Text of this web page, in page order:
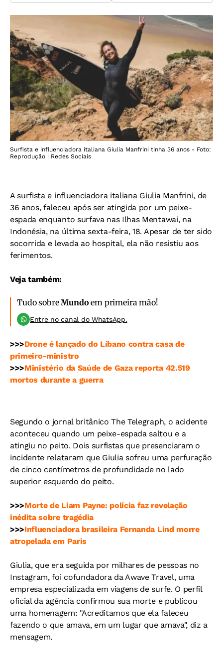
Surfista e influenciadora italiana Giulia Manfrini tinha 36 anos - Foto:
Reprodução | Redes Sociais
A surfista e influenciadora italiana Giulia Manfrini, de
36 anos, faleceu após ser atingida por um peixe-
espada enquanto surfava nas Ilhas Mentawai, na
Indonésia, na última sexta-feira, 18. Apesar de ter sido
socorrida e levada ao hospital, ela não resistiu aos
ferimentos.
Veja também:
Tudo sobreMundo em primeira mão!
Entre no canal do WhatsApp.
>>>Drone é lançado do Líbano contra casa de
primeiro-ministro
>>>Ministério da Saúde de Gaza reporta 42.519
mortos durante a guerra
Segundo o jornal britânico The Telegraph, o acidente
aconteceu quando um peixe-espada saltou e a
atingiu no peito. Dois surfistas que presenciaram o
incidente relataram que Giulia sofreu uma perfuração
de cinco centímetros de profundidade no lado
superior esquerdo do peito.
>>>Morte de Liam Payne: polícia faz revelação
inédita sobre tragédia
>>>Influenciadora brasileira Fernanda Lind morre
atropelada em Paris
Giulia, que era seguida por milhares de pessoas no
Instagram, foi cofundadora da Awave Travel, uma
empresa especializada em viagens de surfe. O perfil
oficial da agência confirmou sua morte e publicou
uma homenagem: "Acreditamos que ela faleceu
fazendo o que amava, em um lugar que amava", diz a
mensagem.